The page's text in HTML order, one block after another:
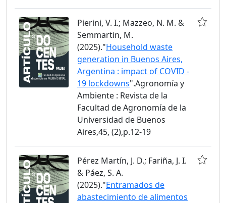
Pierini, V. I.; Mazzeo, N. M. &
Semmartin, M.
(2025)."Household waste
generation in Buenos Aires,
Argentina : impact of COVID -
19 lockdowns".Agronomía y
Ambiente : Revista de la
Facultad de Agronomía de la
Universidad de Buenos
Aires,45, (2),p.12-19
Pérez Martín, J. D.; Fariña, J. I.
& Páez, S. A.
(2025)."Entramados de
abastecimiento de alimentos